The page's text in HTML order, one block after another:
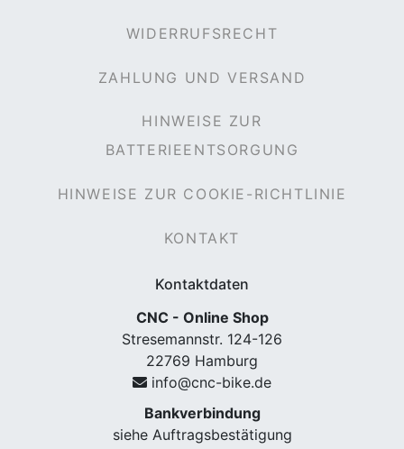
WIDERRUFSRECHT
ZAHLUNG UND VERSAND
HINWEISE ZUR
BATTERIEENTSORGUNG
HINWEISE ZUR COOKIE-RICHTLINIE
KONTAKT
Kontaktdaten
CNC - Online Shop
Stresemannstr. 124-126
22769 Hamburg
info@cnc-bike.de
Bankverbindung
siehe Auftragsbestätigung